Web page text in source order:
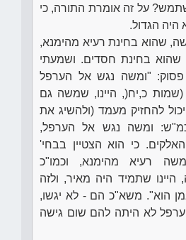
על זה אומרת התורה, כי
היה הגדול.
שהוא בחינת רעיא מהימנא,
שהוא בחינת חסדים. ושמעתי
"ומשה נגש אל הערפל
כ,יח(, היינו, שמשה גם
להחזיק מעמד (ולהשיג את
ומשה נגש אל הערפל,
כי הוא הצטיין בבחי'
רעיא מהימנא, וכמו"כ
שתמיד היה מאיר, ולזה
הוא". משא"כ הם - לא יגשו,
ערפל לא היתה להם שום גישה